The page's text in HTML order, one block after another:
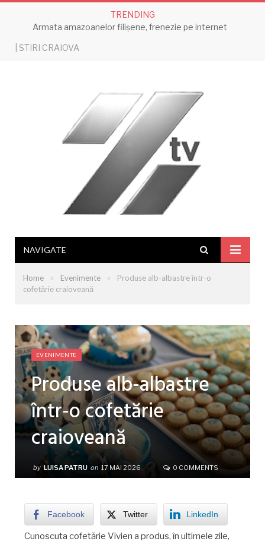
TRENDING
Armata amazoanelor filișene, frenezie pe internet
| STIRI CRAIOVA
NAVIGATE
Home » Evenimente »
Produse alb-albastre într-o
cofetărie craioveană
EVENIMENTE
Produse alb-albastre
într-o cofetărie
craioveană
by LUISA PATRU on 17 MAI 2026 0 COMMENTS
Facebook Twitter LinkedIn
Cunoscuta cofetărie Vivien a produs, în ultimele zile,